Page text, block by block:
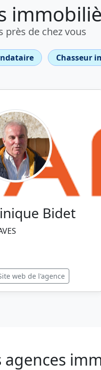
près de chez vous
Chasseur
Bidet
web de l'agence
agences